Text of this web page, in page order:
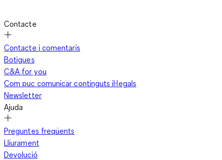
Contacte
Contacte i comentaris
Botigues
C&A for you
Com puc comunicar continguts il·legals
Newsletter
Ajuda
Preguntes freqüents
Lliurament
Devolució